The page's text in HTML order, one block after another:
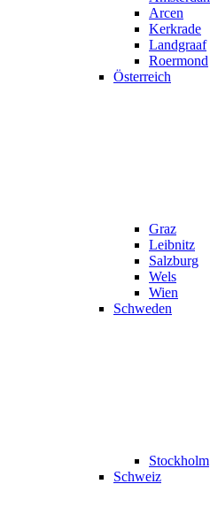
Arcen
Kerkrade
Landgraaf
Roermond
Österreich
Graz
Leibnitz
Salzburg
Wels
Wien
Schweden
Stockholm
Schweiz